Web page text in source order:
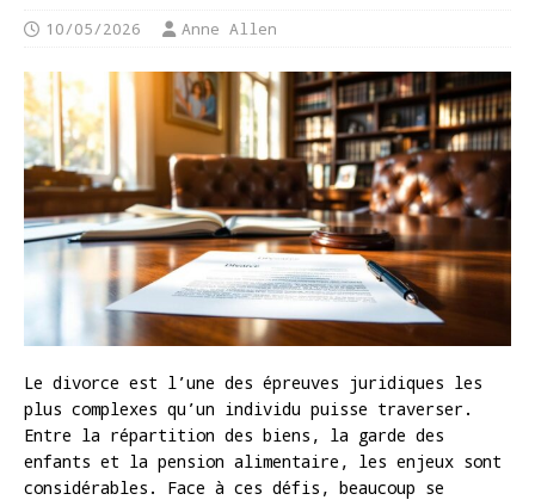
10/05/2026 Anne Allen
Le divorce est l’une des épreuves juridiques les
plus complexes qu’un individu puisse traverser.
Entre la répartition des biens, la garde des
enfants et la pension alimentaire, les enjeux sont
considérables. Face à ces défis, beaucoup se